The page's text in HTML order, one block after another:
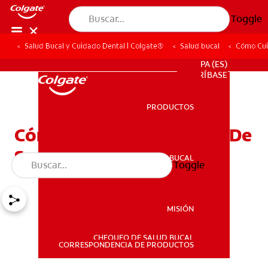
Toggle
SALUD BUCAL
PA (ES)
SUSCRÍBASE
PRODUCTOS
SALUD BUCAL
MISIÓN
CHEQUEO DE SALUD BUCAL
CORRESPONDENCIA DE PRODUCTOS
Toggle
Salud Bucal y Cuidado Dental | Colgate® Salud bucal Cómo
Cómo Cuidar Los Dientes De
Sus Hijos